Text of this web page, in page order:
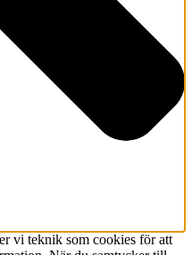
vi teknik som cookies för att